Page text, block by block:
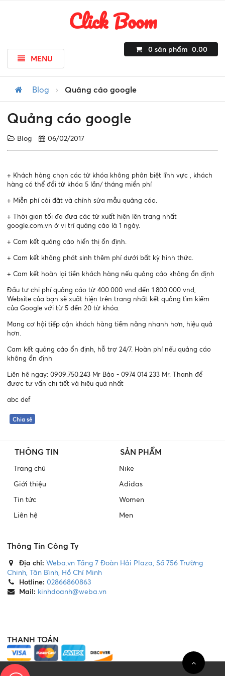
Click Boom
MENU
0 sản phẩm 0.00
Blog Quảng cáo google
Quảng cáo google
Blog 06/02/2017
+ Khách hàng chọn các từ khóa không phân biệt lĩnh vực , khách
hàng có thể đổi từ khóa 5 lần/ tháng miển phí
+ Miễn phí cài đặt và chỉnh sửa mẫu quảng cáo.
+ Thời gian tối đa đưa các từ xuất hiện lên trang nhất
google.com.vn ở vị trí quảng cáo là 1 ngày.
+ Cam kết quảng cáo hiển thị ổn định.
+ Cam kết không phát sinh thêm phí dưới bất kỳ hình thức.
+ Cam kết hoàn lại tiền khách hàng nếu quảng cáo không ổn định
Đầu tư chi phí quảng cáo từ 400.000 vnd đến 1.800.000 vnd,
Website của bạn sẽ xuất hiện trên trang nhất kết quảng tìm kiếm
của Google với từ 5 đến 20 từ khóa.
Mang cơ hội tiếp cận khách hàng tiềm năng nhanh hơn, hiệu quả
hơn.
Cam kết quảng cáo ổn định, hỗ trợ 24/7. Hoàn phí nếu quảng cáo
không ổn định
Liên hệ ngay: 0909.750.243 Mr Bảo - 0974 014 233 Mr. Thanh để
được tư vấn chi tiết và hiệu quả nhất
abc def
Chia sẻ
THÔNG TIN
Trang chủ
Giới thiệu
Tin tức
Liên hệ
SẢN PHẨM
Nike
Adidas
Women
Men
Thông Tin Công Ty
Địa chỉ:Weba.vn Tầng 7 Đoàn Hải Plaza, Số 756 Trường
Chinh, Tân Bình, Hồ Chí Minh
Hotline: 02866860863
Mail: kinhdoanh@weba.vn
THANH TOÁN